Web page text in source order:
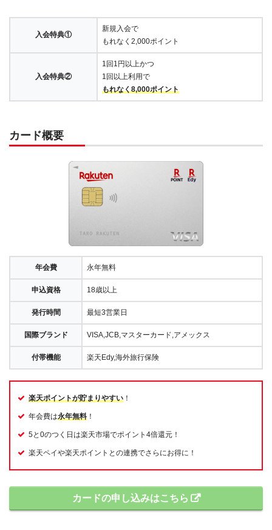
入会特典①
新規入会で
もれなく2,000ポイント
入会特典②
1回1円以上かつ
1回以上利用で
もれなく8,000ポイント
カード概要
年会費 永年無料
申込資格 18歳以上
発行時間 最短3営業日
国際ブランド VISA,JCB,マスターカード,アメックス
付帯機能 楽天Edy,海外旅行保険
楽天ポイントが貯まりやすい ！
年会費は永年無料 ！
5と0のつく日は楽天市場でポイント4倍還元！
楽天ペイや楽天ポイントとの連携でさらにお得に！
カードの申し込みはこちら